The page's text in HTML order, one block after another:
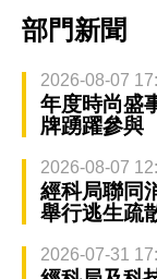
部門新聞
2026-08-07
年度時尚盛
牌踴躍參與
2026-08-07
經科局聯同
舉行逃生疏
2026-07-31